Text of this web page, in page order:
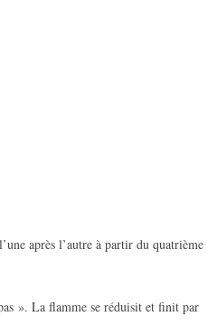
après l’autre à partir du quatrième
». La flamme se réduisit et finit par